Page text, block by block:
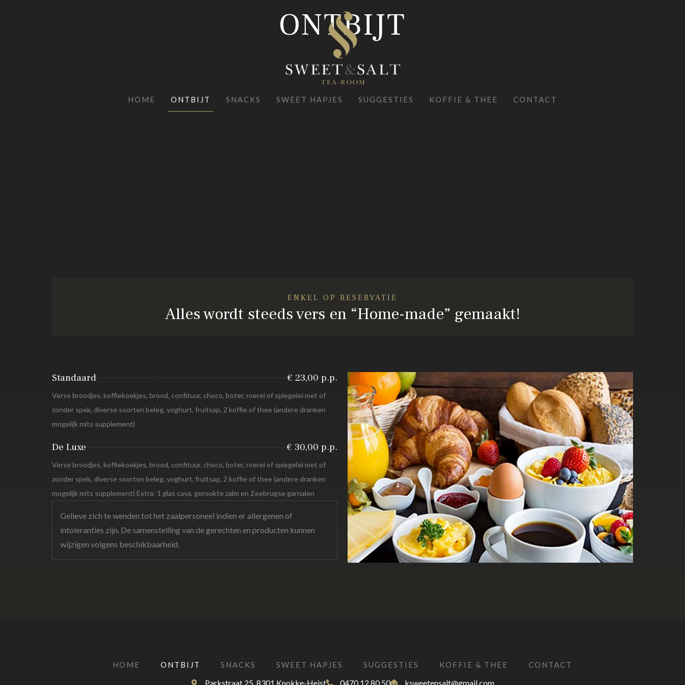
HOME ONTBIJT SNACKS SWEET HAPJES SUGGESTIES KOFFIE & THEE CONTACT
ONTBIJT
ENKEL OP RESERVATIE
Alles wordt steeds vers en “Home-made” gemaakt!
Standaard € 23,00 p.p.
Verse broodjes, koffiekoekjes, brood, confituur, choco, boter, roerei of spiegelei met of
zonder spek, diverse soorten beleg, yoghurt, fruitsap, 2 koffie of thee (andere dranken
mogelijk mits supplement)
De Luxe € 30,00 p.p.
Verse broodjes, koffiekoekjes, brood, confituur, choco, boter, roerei of spiegelei met of
zonder spek, diverse soorten beleg, yoghurt, fruitsap, 2 koffie of thee (andere dranken
mogelijk mits supplement) Extra: 1 glas cava, gerookte zalm en Zeebrugse garnalen
Gelieve zich te wenden tot het zaalpersoneel indien er allergenen of
intoleranties zijn. De samenstelling van de gerechten en producten kunnen
wijzigen volgens beschikbaarheid.
HOME ONTBIJT SNACKS SWEET HAPJES SUGGESTIES KOFFIE & THEE CONTACT
Parkstraat 25, 8301 Knokke-Heist 0470 12 80 50 ksweetensalt@gmail.com